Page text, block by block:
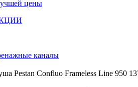
цены
каналы
Pestan Confluo Frameless Line 950